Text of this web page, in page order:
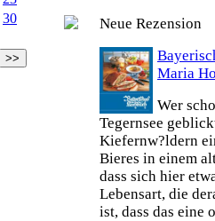
30
Neue Rezension
Maria
Wer
Tegernsee
Kiefernw?ldern
Bieres in einem
dass sich hier
Lebensart, die
ist, dass das eine